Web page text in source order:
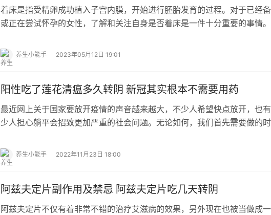
着床是指受精卵成功植入子宫内膜，开始进行胚胎发育的过程。对于已经
或正在尝试怀孕的女性，了解和关注自身是否着床是一件十分重要的事情。
养生小能手 2023年05月12日 19:01
阳性吃了莲花清瘟多久转阴 新冠其实根本不需要用药
最近网上关于国家要放开疫情的声音越来越大，不少人希望快点放开，也
少人担心躺平会招致更加严重的社会问题。无论如何，我们首先需要做的时
养生小能手 2022年11月23日 18:00
阿兹夫定片副作用及禁忌 阿兹夫定片吃几天转阴
阿兹夫定片不仅有着非常不错的治疗艾滋病的效果，另外现在也被当做成